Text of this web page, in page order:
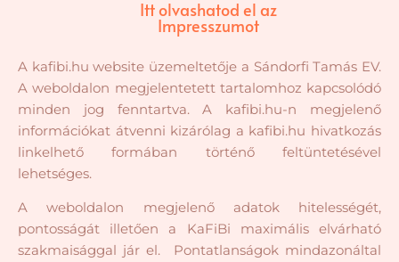
Itt olvashatod el az
Impresszumot
A kafibi.hu website üzemeltetője a Sándorfi Tamás EV.
A weboldalon megjelentetett tartalomhoz kapcsolódó
minden jog fenntartva. A kafibi.hu-n megjelenő
információkat átvenni kizárólag a kafibi.hu hivatkozás
linkelhető formában történő feltüntetésével
lehetséges.
A weboldalon megjelenő adatok hitelességét,
pontosságát illetően a KaFiBi maximális elvárható
szakmaisággal jár el. Pontatlanságok mindazonáltal